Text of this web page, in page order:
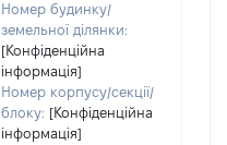
Номер будинку/
земельної ділянки:
[Конфіденційна
інформація]
Номер корпусу/секції/
блоку: [Конфіденційна
інформація]